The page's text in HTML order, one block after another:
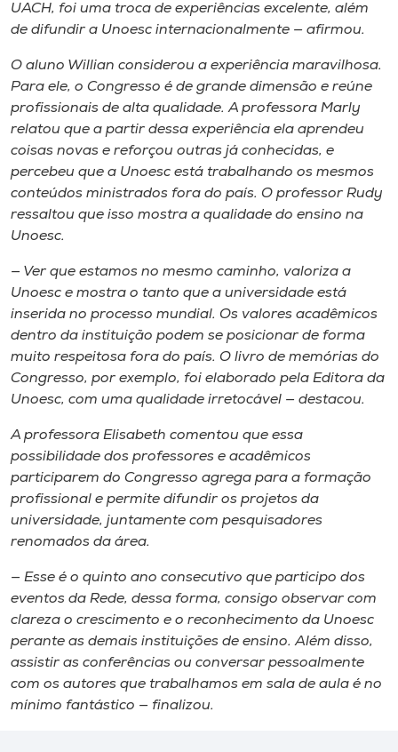
UACH, foi uma troca de experiências excelente, além
de difundir a Unoesc internacionalmente — afirmou.
O aluno Willian considerou a experiência maravilhosa.
Para ele, o Congresso é de grande dimensão e reúne
profissionais de alta qualidade. A professora Marly
relatou que a partir dessa experiência ela aprendeu
coisas novas e reforçou outras já conhecidas, e
percebeu que a Unoesc está trabalhando os mesmos
conteúdos ministrados fora do país. O professor Rudy
ressaltou que isso mostra a qualidade do ensino na
Unoesc.
— Ver que estamos no mesmo caminho, valoriza a
Unoesc e mostra o tanto que a universidade está
inserida no processo mundial. Os valores acadêmicos
dentro da instituição podem se posicionar de forma
muito respeitosa fora do país. O livro de memórias do
Congresso, por exemplo, foi elaborado pela Editora da
Unoesc, com uma qualidade irretocável — destacou.
A professora Elisabeth comentou que essa
possibilidade dos professores e acadêmicos
participarem do Congresso agrega para a formação
profissional e permite difundir os projetos da
universidade, juntamente com pesquisadores
renomados da área.
— Esse é o quinto ano consecutivo que participo dos
eventos da Rede, dessa forma, consigo observar com
clareza o crescimento e o reconhecimento da Unoesc
perante as demais instituições de ensino. Além disso,
assistir as conferências ou conversar pessoalmente
com os autores que trabalhamos em sala de aula é no
mínimo fantástico — finalizou.